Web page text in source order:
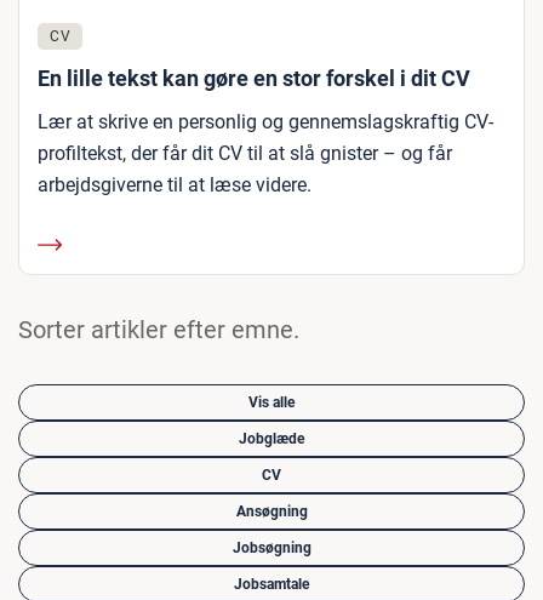
CV
En lille tekst kan gøre en stor forskel i dit CV
Lær at skrive en personlig og gennemslagskraftig CV-
profiltekst, der får dit CV til at slå gnister – og får
arbejdsgiverne til at læse videre.
Sorter artikler efter emne.
Vis alle
Jobglæde
CV
Ansøgning
Jobsøgning
Jobsamtale